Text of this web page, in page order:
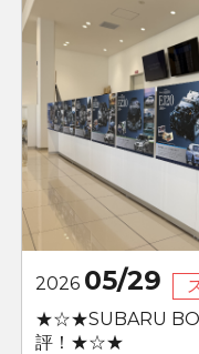
2026 05/29
★☆★SUBARU
評！★☆★